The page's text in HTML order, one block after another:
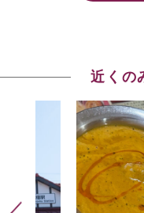
近くの